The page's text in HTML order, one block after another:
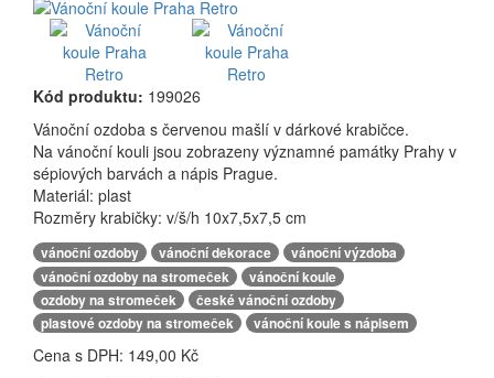
Kód produktu: 199026
Vánoční ozdoba s červenou mašlí v dárkové krabičce.
Na vánoční kouli jsou zobrazeny významné památky Prahy v
sépiových barvách a nápis Prague.
Materiál: plast
Rozměry krabičky: v/š/h 10x7,5x7,5 cm
vánoční ozdoby , vánoční dekorace , vánoční výzdoba ,
vánoční ozdoby na stromeček , vánoční koule ,
ozdoby na stromeček , české vánoční ozdoby ,
plastové ozdoby na stromeček , vánoční koule s nápisem
Cena s DPH: 149,00 Kč